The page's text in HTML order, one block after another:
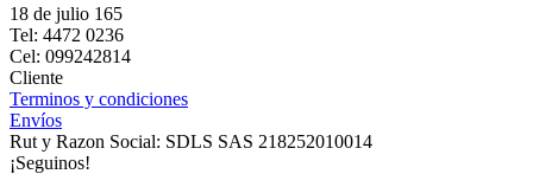
18 de julio 165
Tel: 4472 0236
Cel: 099242814
Cliente
Terminos y condiciones
Envíos
Rut y Razon Social: SDLS SAS 218252010014
¡Seguinos!